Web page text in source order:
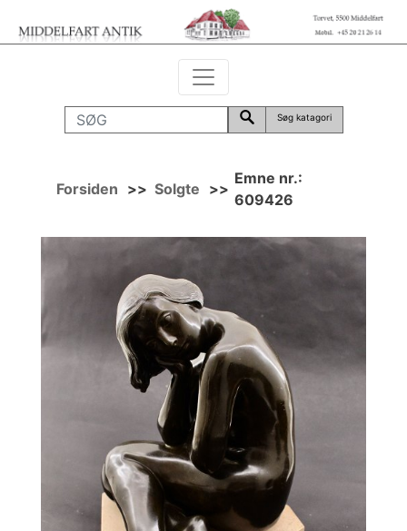
Søg katagori
Forsiden >> Solgte >>
Emne nr.:
609426